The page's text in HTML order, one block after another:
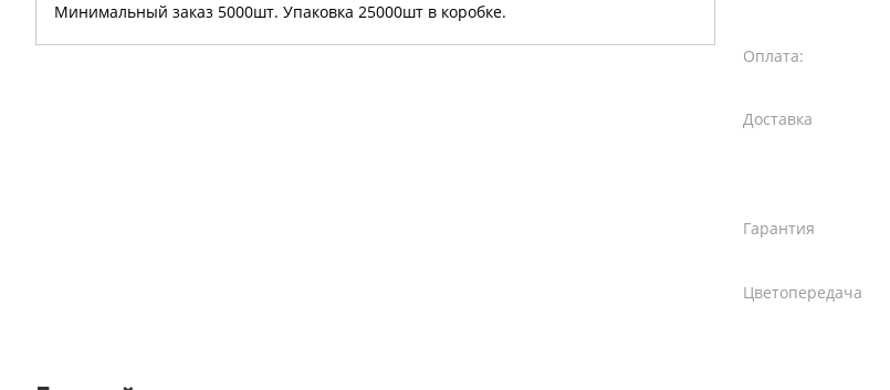
Минимальный заказ 5000шт. Упаковка 25000шт в коробке.
Оплата:
Доставка
Гарантия
Цветопередача